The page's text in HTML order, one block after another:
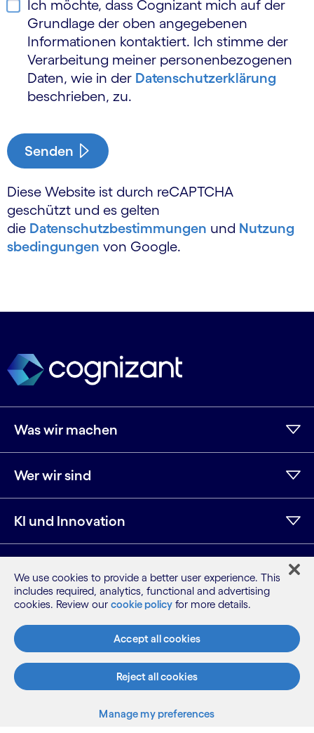
Ich möchte, dass Cognizant mich auf der
Grundlage der oben angegebenen
Informationen kontaktiert. Ich stimme der
Verarbeitung meiner personen­bezogenen
Daten, wie in der Daten­schutzerklärung
beschrieben, zu.
Senden
Diese Website ist durch reCAPTCHA
geschützt und es gelten
die Datenschutzbestimmungen und Nutzung
sbedingungen von Google.
Was wir machen
Wer wir sind
KI und Innovation
LinkedIn
Twitter
Facebook
Instagram
YouTube
Seitenübersicht
Datenschutzhinweis
Cookie-Hinweis
©2026 Cognizant, alle Rechte vorbehalten
We use cookies to provide a better user experience. This
includes required, analytics, functional and advertising
cookies. Review our cookie policy for more details.
Accept all cookies
Reject all cookies
Manage my preferences